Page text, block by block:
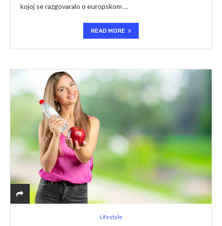
kojoj se razgovaralo o europskom …
READ MORE
Lifestyle